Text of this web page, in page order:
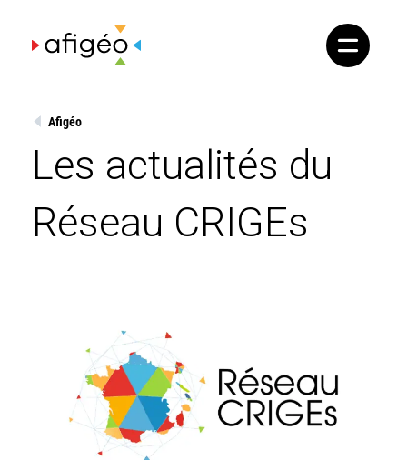
content
Afigéo
Les actualités du
Réseau CRIGEs